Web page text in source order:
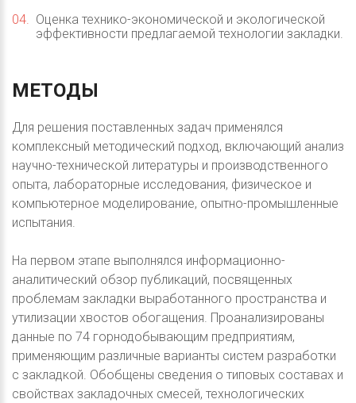
Оценка технико-экономической и экологической
эффективности предлагаемой технологии закладки.
МЕТОДЫ
Для решения поставленных задач применялся
комплексный методический подход, включающий анализ
научно-технической литературы и производственного
опыта, лабораторные исследования, физическое и
компьютерное моделирование, опытно-промышленные
испытания.
На первом этапе выполнялся информационно-
аналитический обзор публикаций, посвященных
проблемам закладки выработанного пространства и
утилизации хвостов обогащения. Проанализированы
данные по 74 горнодобывающим предприятиям,
применяющим различные варианты систем разработки
с закладкой. Обобщены сведения о типовых составах и
свойствах закладочных смесей, технологических